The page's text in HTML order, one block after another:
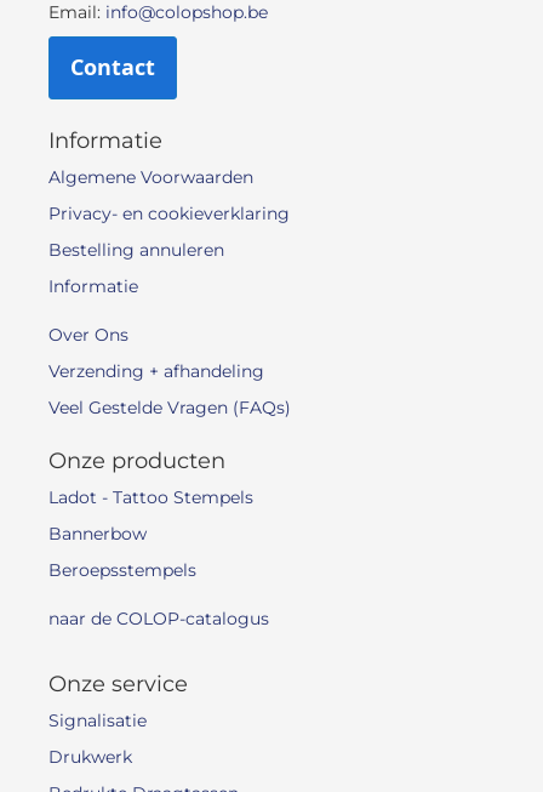
Email: info@colopshop.be
Contact
Informatie
Algemene Voorwaarden
Privacy- en cookieverklaring
Bestelling annuleren
Informatie
Over Ons
Verzending + afhandeling
Veel Gestelde Vragen (FAQs)
Onze producten
Ladot - Tattoo Stempels
Bannerbow
Beroepsstempels
naar de COLOP-catalogus
Onze service
Signalisatie
Drukwerk